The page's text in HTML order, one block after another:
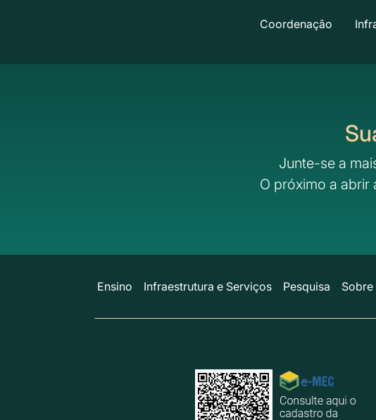
Coordenação
Junte-se a
O próximo a
Ensino Infraestrutura e Serviços Pesquisa Sobre